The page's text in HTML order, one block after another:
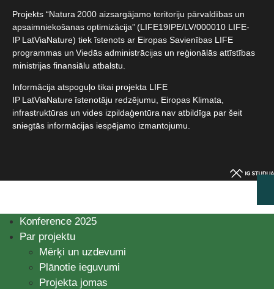
Projekts “Natura 2000 aizsargājamo teritoriju pārvaldības un
apsaimniekošanas optimizācija” (LIFE19IPE/LV/000010 LIFE-
IP LatViaNature) tiek īstenots ar Eiropas Savienības LIFE
programmas un Viedās administrācijas un reģionālās attīstības
ministrijas finansiālu atbalstu.​
Informācija atspoguļo tikai projekta LIFE
IP LatViaNature īstenotāju redzējumu, Eiropas Klimata,
infrastruktūras un vides izpildaģentūra nav atbildīga par šeit
sniegtās informācijas iespējamo izmantojumu.​
Konference 2025
Par projektu
Mērķi un uzdevumi
Plānotie ieguvumi
Projekta jomas